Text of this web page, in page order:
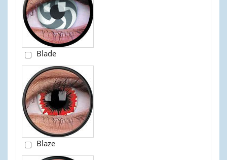
Blade
Blaze